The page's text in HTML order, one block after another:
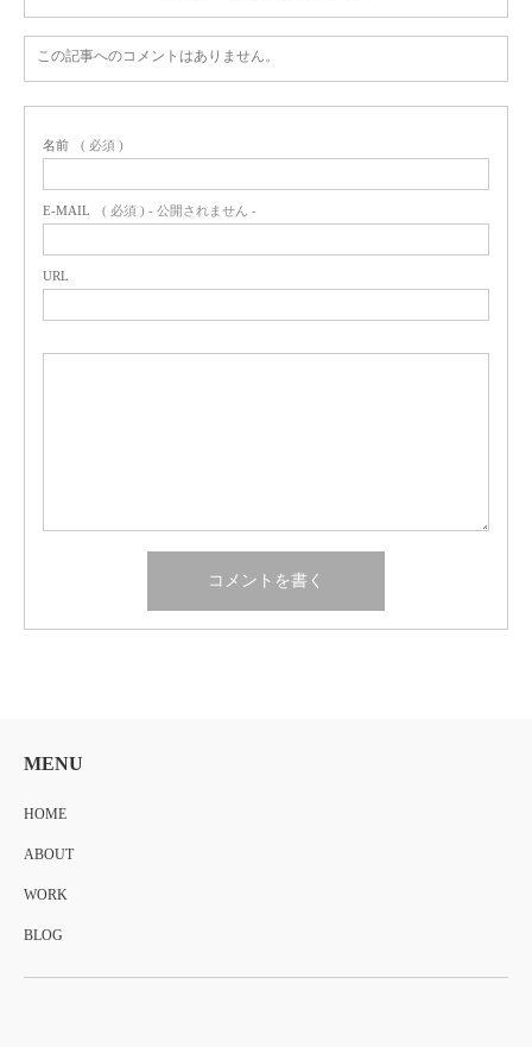
この記事へのコメントはありません。
名前 ( 必須 )
E-MAIL ( 必須 ) - 公開されません -
URL
MENU
HOME
ABOUT
WORK
BLOG